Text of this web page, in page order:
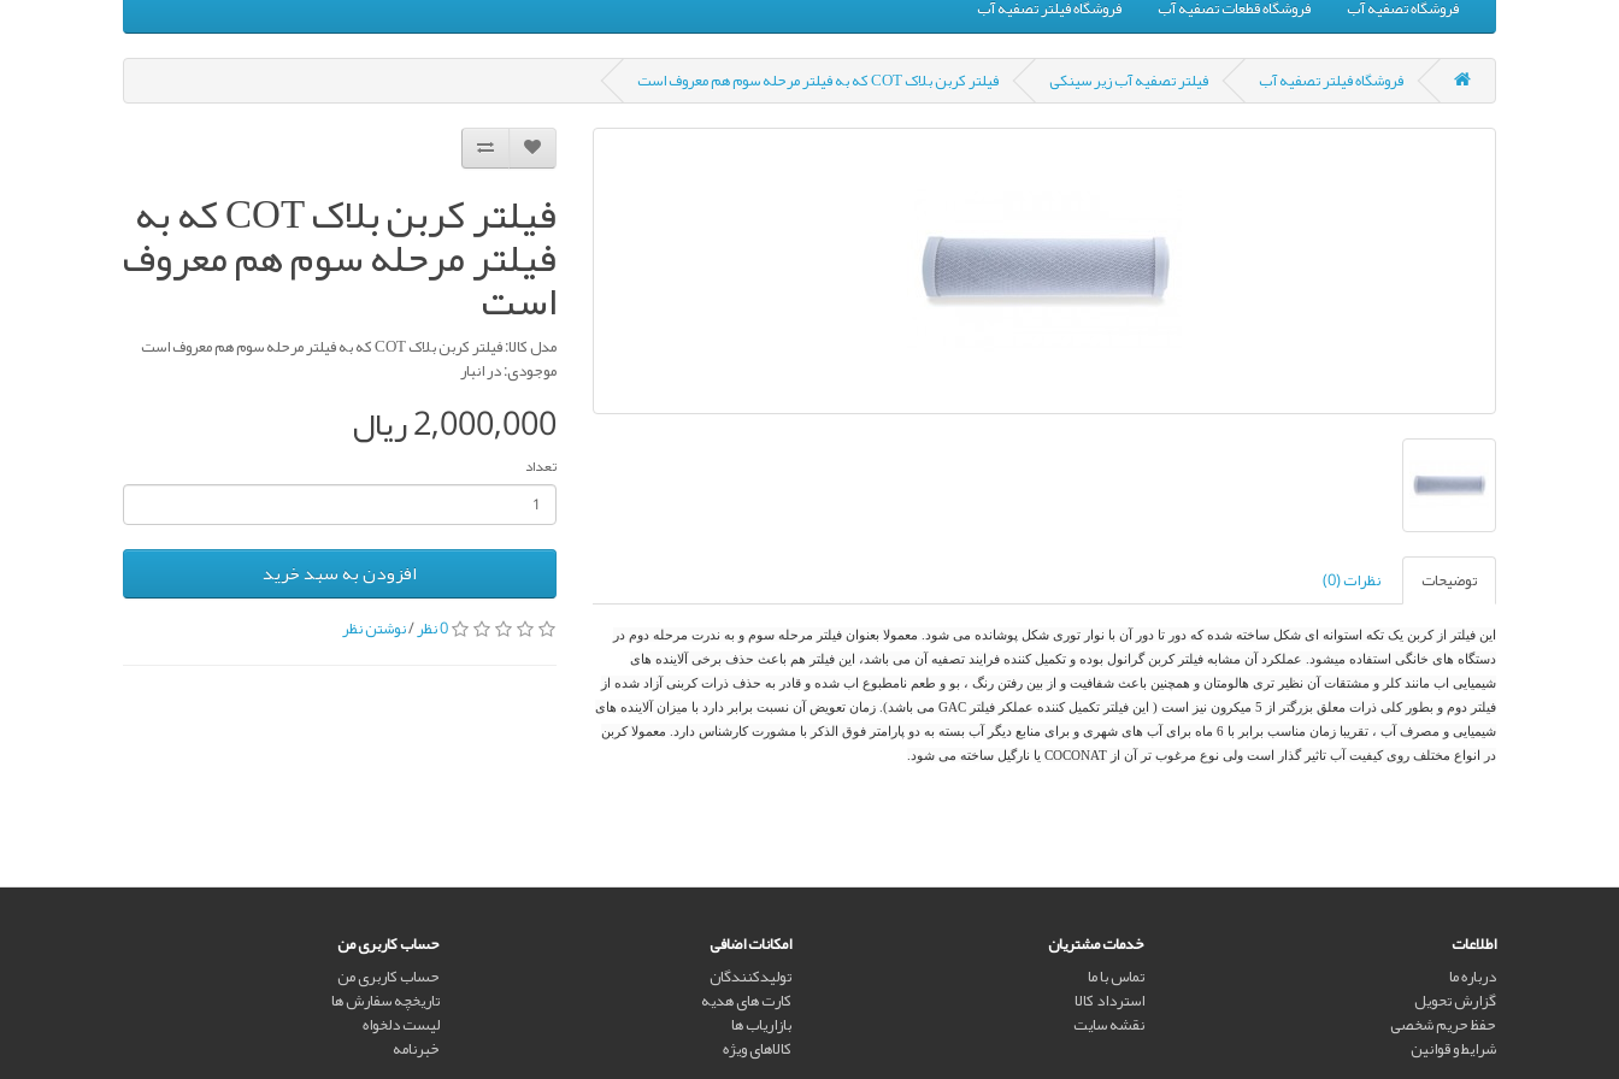
فروشگاه تصفیه آب فروشگاه قطعات تصفیه آب فروشگاه فیلتر تصفیه آب
فروشگاه فیلتر تصفیه آب فیلتر تصفیه آب زیر سینکی فیلتر کربن بلاک COT که به فیلتر مرحله سوم هم معروف است
توضیحات نظرات (0)
این فیلتر از کربن یک تکه استوانه ای شکل ساخته شده که دور تا دور آن با نوار توری شکل پوشانده می شود. معمولا بعنوان فیلتر مرحله سوم و به ندرت مرحله دوم در
دستگاه های خانگی استفاده میشود. عملکرد آن مشابه فیلتر کربن گرانول بوده و تکمیل کننده فرایند تصفیه آن می باشد، این فیلتر هم باعث حذف برخی آلاینده های
شیمیایی اب مانند کلر و مشتقات آن نظیر تری هالومتان و همچنین باعث شفافیت و از بین رفتن رنگ ، بو و طعم نامطبوع اب شده و قادر به حذف ذرات کربنی آزاد شده از
فیلتر دوم و بطور کلی ذرات معلق بزرگتر از 5 میکرون نیز است ( این فیلتر تکمیل کننده عملکر فیلتر GAC می باشد). زمان تعویض آن نسبت برابر دارد با میزان آلاینده های
شیمیایی و مصرف آب ، تقریبا زمان مناسب برابر با 6 ماه برای آب های شهری و برای منابع دیگر آب بسته به دو پارامتر فوق الذکر با مشورت کارشناس دارد. معمولا کربن
در انواع مختلف روی کیفیت آب تاثیر گذار است ولی نوع مرغوب تر آن از COCONAT یا نارگیل ساخته می شود.
فیلتر کربن بلاک COT که به
فیلتر مرحله سوم هم معروف
است
مدل کالا: فیلتر کربن بلاک COT که به فیلتر مرحله سوم هم معروف است
موجودی: در انبار
2,000,000 ریال
تعداد
افزودن به سبد خرید
0 نظر /نوشتن نظر
اطلاعات
درباره ما
گزارش تحویل
حفظ حریم شخصی
شرایط و قوانین
خدمات مشتریان
تماس با ما
استرداد کالا
نقشه سایت
امکانات اضافی
تولیدکنندگان
کارت های هدیه
بازاریاب ها
کالاهای ویژه
حساب کاربری من
حساب کاربری من
تاریخچه سفارش ها
لیست دلخواه
خبرنامه